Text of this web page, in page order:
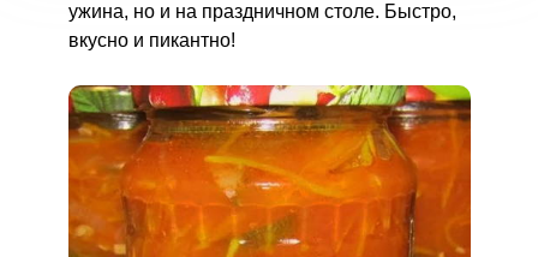
ужина, но и на праздничном столе. Быстро,
вкусно и пикантно!